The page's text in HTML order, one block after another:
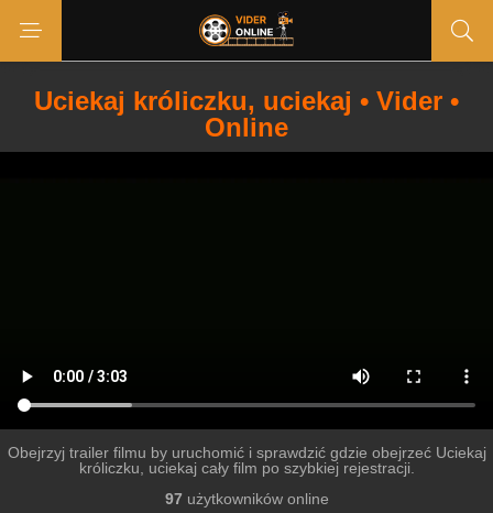
Uciekaj króliczku, uciekaj • Vider •
Online
Obejrzyj trailer filmu by uruchomić i sprawdzić gdzie obejrzeć Uciekaj
króliczku, uciekaj cały film po szybkiej rejestracji.
97 użytkowników online